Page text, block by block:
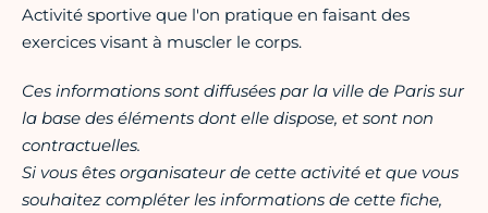
Activité sportive que l'on pratique en faisant des
exercices visant à muscler le corps.
Ces informations sont diffusées par la ville de Paris sur
la base des éléments dont elle dispose, et sont non
contractuelles.
Si vous êtes organisateur de cette activité et que vous
souhaitez compléter les informations de cette fiche,